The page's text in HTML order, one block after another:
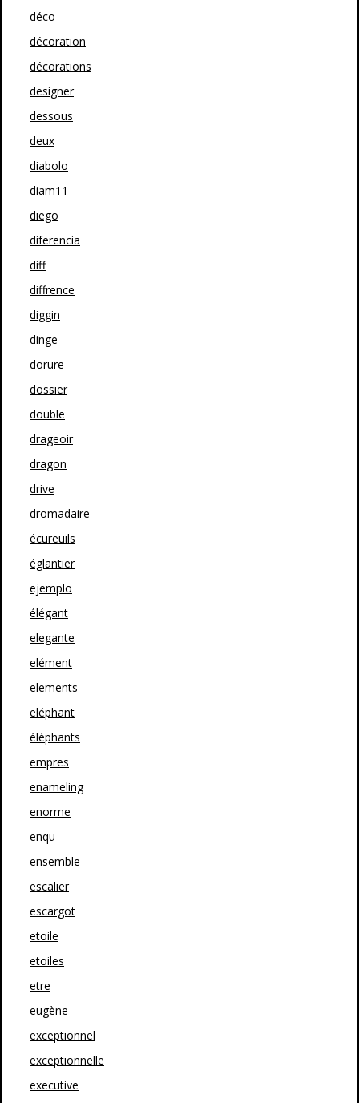
déco
décoration
décorations
designer
dessous
deux
diabolo
diam11
diego
diferencia
diff
diffrence
diggin
dinge
dorure
dossier
double
drageoir
dragon
drive
dromadaire
écureuils
églantier
ejemplo
élégant
elegante
elément
elements
eléphant
éléphants
empres
enameling
enorme
enqu
ensemble
escalier
escargot
etoile
etoiles
etre
eugène
exceptionnel
exceptionnelle
executive